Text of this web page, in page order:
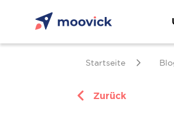
Startseite
Zurück